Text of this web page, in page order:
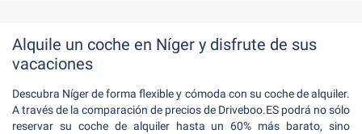
Alquile un coche en Níger y disfrute de sus
vacaciones
Descubra Níger de forma flexible y cómoda con su coche de alquiler.
A través de la comparación de precios de Driveboo.ES podrá no sólo
reservar su coche de alquiler hasta un 60% más barato, sino